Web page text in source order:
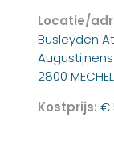
Locatie/
Busleyden
2800
Kostprijs: €